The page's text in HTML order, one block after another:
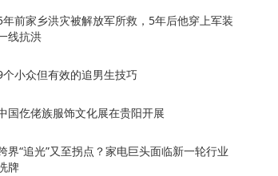
年前家乡洪灾被解放军所救，5年后他穿上军装
线抗洪
个小众但有效的追男生技巧
国仡佬族服饰文化展在贵阳开展
界“追光”又至拐点？家电巨头面临新一轮行业
牌